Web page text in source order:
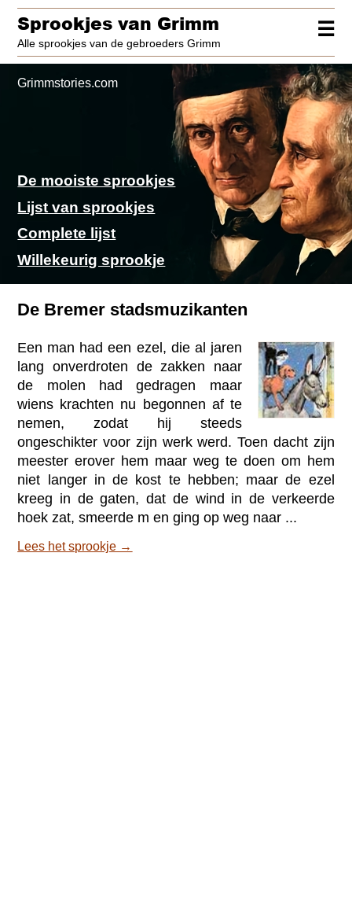
☰
Sprookjes van Grimm
Alle sprookjes van de gebroeders Grimm
Grimmstories.com
De mooiste sprookjes
Lijst van sprookjes
Complete lijst
Willekeurig sprookje
De Bremer stadsmuzikanten
Een man had een ezel, die al jaren
lang onverdroten de zakken naar
de molen had gedragen maar
wiens krachten nu begonnen af te
nemen, zodat hij steeds
ongeschikter voor zijn werk werd. Toen dacht zijn
meester erover hem maar weg te doen om hem
niet langer in de kost te hebben; maar de ezel
kreeg in de gaten, dat de wind in de verkeerde
hoek zat, smeerde m en ging op weg naar ...
Lees het sprookje →